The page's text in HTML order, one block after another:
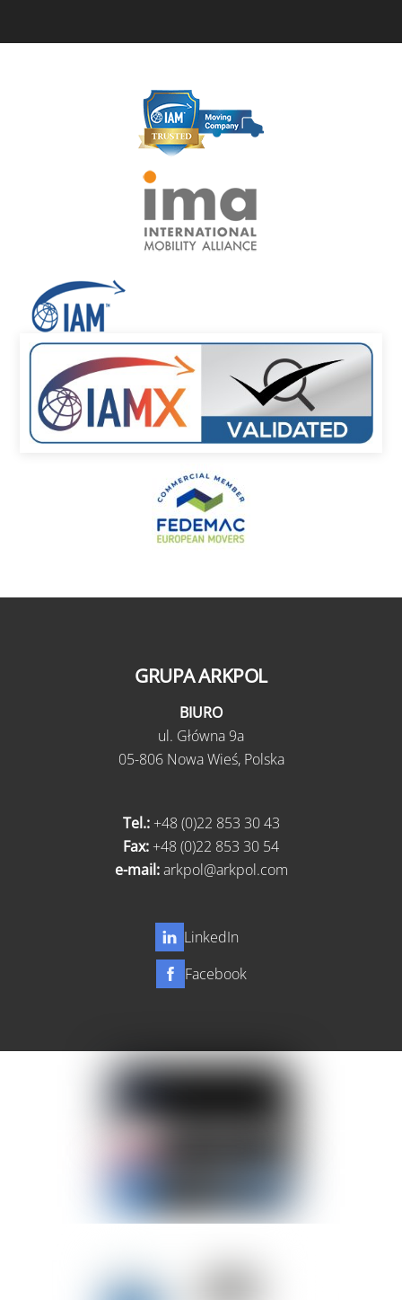
GRUPA ARKPOL
BIURO
ul. Główna 9a
05-806 Nowa Wieś, Polska
Tel.:+48 (0)22 853 30 43
Fax: +48 (0)22 853 30 54
e-mail:arkpol@arkpol.com
LinkedIn
Facebook